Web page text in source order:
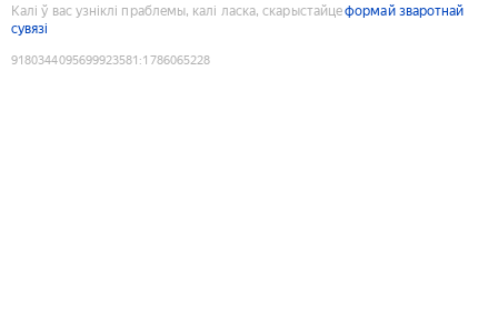
Калі ў вас узніклі праблемы, калі ласка, скарыстайцеформай зваротнай
сувязі
9180344095699923581 :1786065228